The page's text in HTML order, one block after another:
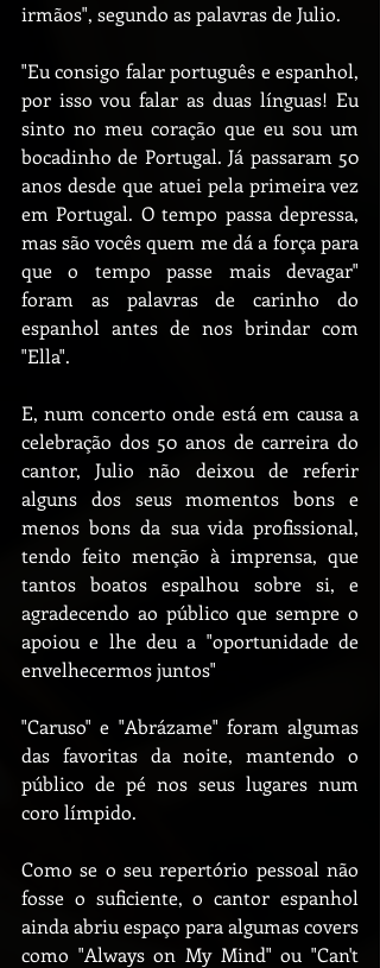
irmãos", segundo as palavras de Julio.
"Eu consigo falar português e espanhol,
por isso vou falar as duas línguas! Eu
sinto no meu coração que eu sou um
bocadinho de Portugal. Já passaram 50
anos desde que atuei pela primeira vez
em Portugal. O tempo passa depressa,
mas são vocês quem me dá a força para
que o tempo passe mais devagar"
foram as palavras de carinho do
espanhol antes de nos brindar com
"Ella".
E, num concerto onde está em causa a
celebração dos 50 anos de carreira do
cantor, Julio não deixou de referir
alguns dos seus momentos bons e
menos bons da sua vida profissional,
tendo feito menção à imprensa, que
tantos boatos espalhou sobre si, e
agradecendo ao público que sempre o
apoiou e lhe deu a "oportunidade de
envelhecermos juntos"
"Caruso" e "Abrázame" foram algumas
das favoritas da noite, mantendo o
público de pé nos seus lugares num
coro límpido.
Como se o seu repertório pessoal não
fosse o suficiente, o cantor espanhol
ainda abriu espaço para algumas covers
como "Always on My Mind" ou "Can't